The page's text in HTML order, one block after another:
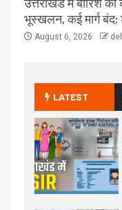
भूस्खलन, कई मार्ग
August 6, 2026
LATEST